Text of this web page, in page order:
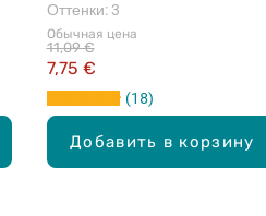
Добавить в корзину
Обычная цена
7,75 €
11,09 €
Оттенки: 3
18